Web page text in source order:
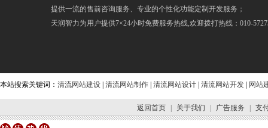
提供一流的售前咨询服务、专业的个性化功能定制开发服务；
天润智力为用户提供7×24小时免费服务热线,欢迎拨打热线：010-
本站搜索关键词： 清流网站建设 清流网站制作 清流网站设计 清流网站开发 网站
返回首页 关于我们 广告服务 支